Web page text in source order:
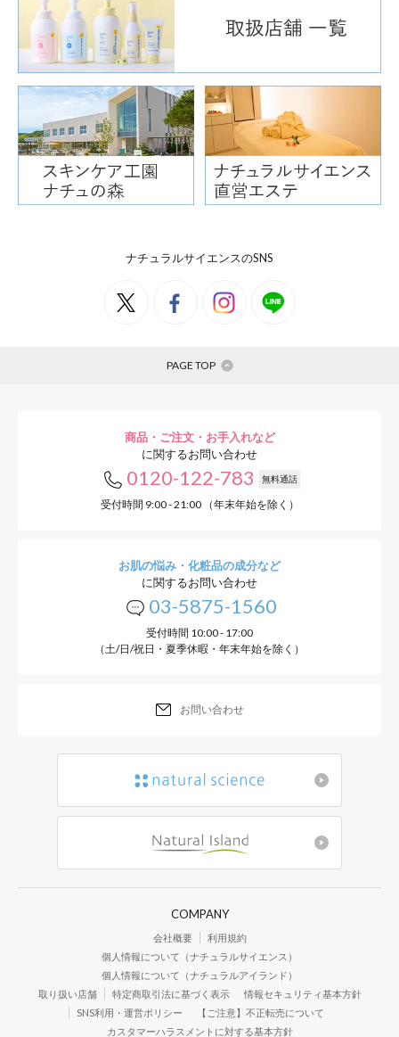
ナチュラルサイエンスのSNS
PAGE TOP
商品・ご注文・お手入れなど
に関するお問い合わせ
0120-122-783 無料通話
受付時間 9:00 - 21:00 （年末年始を除く）
お肌の悩み・化粧品の成分など
に関するお問い合わせ
03-5875-1560
受付時間 10:00 - 17:00
（土/日/祝日・夏季休暇・年末年始を除く）
お問い合わせ
COMPANY
会社概要
利用規約
個人情報について（ナチュラルサイエンス）
個人情報について（ナチュラルアイランド）
取り扱い店舗
特定商取引法に基づく表示
情報セキュリティ基本方針
SNS利用・運営ポリシー
【ご注意】不正転売について
カスタマーハラスメントに対する基本方針